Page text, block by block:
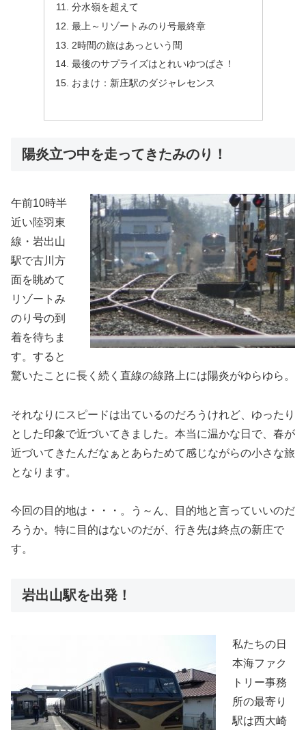
分水嶺を超えて
最上～リゾートみのり号最終章
2時間の旅はあっという間
最後のサプライズはとれいゆつばさ！
おまけ：新庄駅のダジャレセンス
陽炎立つ中を走ってきたみのり！
午前10時半
近い陸羽東
線・岩出山
駅で古川方
面を眺めて
リゾートみ
のり号の到
着を待ちま
す。すると
驚いたことに長く続く直線の線路上には陽炎がゆらゆら。
それなりにスピードは出ているのだろうけれど、ゆったり
とした印象で近づいてきました。本当に温かな日で、春が
近づいてきたんだなぁとあらためて感じながらの小さな旅
となります。
今回の目的地は・・・。う～ん、目的地と言っていいのだ
ろうか。特に目的はないのだが、行き先は終点の新庄で
す。
岩出山駅を出発！
私たちの日
本海ファク
トリー事務
所の最寄り
駅は西大崎